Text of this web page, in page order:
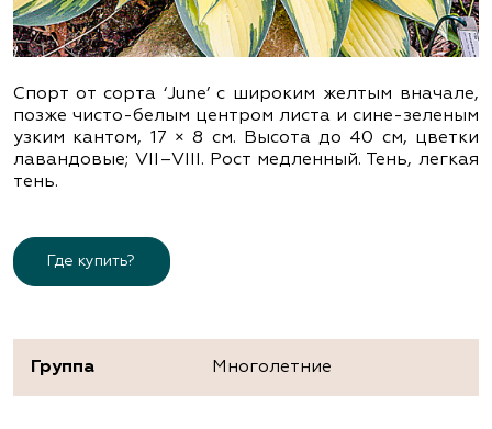
Спорт от сорта ‘June’ с широким желтым вначале,
позже чисто-белым центром листа и сине-зеленым
узким кантом, 17 × 8 см. Высота до 40 см, цветки
лавандовые; VII–VIII. Рост медленный. Тень, легкая
тень.
Где купить?
Группа Многолетние